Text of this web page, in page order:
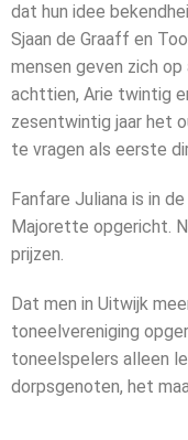
dat hun idee
Sjaan de Graaff en
mensen geven zich
achttien, Arie twintig
zesentwintig jaar het
te vragen als eerste
Fanfare Juliana is in
Majorette opgericht.
prijzen.
Dat men in Uitwijk
toneelvereniging
toneelspelers alleen
dorpsgenoten, het